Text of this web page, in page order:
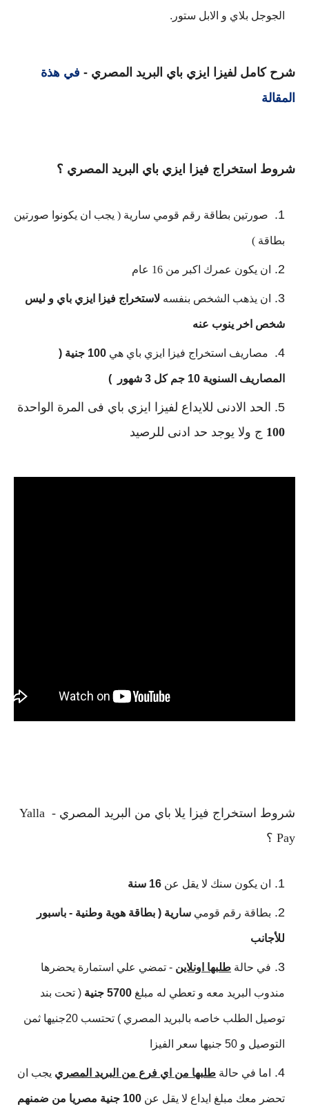
الجوجل بلاي و الابل ستور.
شرح كامل لفيزا ايزي باي البريد المصري -
المقالة
شروط استخراج فيزا ايزي باي البريد المصري ؟
بطاقة )
ان يكون عمرك اكبر من 16 عام
ان يذهب الشخص بنفسه
شخص اخر ينوب عنه
مصاريف استخراج فيزا ايزي باي هي
المصاريف السنوية 10 جم كل 3 شهور  )
الحد الادنى للايداع لفيزا ايزي باي فى المرة الواحدة
100 ج ولا يوجد حد ادنى للرصيد
شروط استخراج فيزا يلا باي من البريد المصري - Yalla
Pay ؟
ان يكون سنك لا يقل عن 16 سنة
بطاقة رقم قومي
للأجانب
في حالة طلبها اونلاين
مندوب البريد معه و تعطي له مبلغ 5700 جنية
التوصيل و 50 جنيها سعر الفيزا
اما في حالة طلبها من اي فرع من البريد المصري
تحضر معك مبلغ ايداع لا يقل عن